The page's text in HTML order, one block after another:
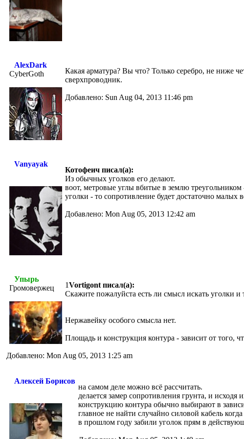
AlexDark
CyberGoth
Какая арматура? Вы что? Только серебро, не ниже
сверхпроводник.
Добавлено: Sun Aug 04, 2013 11:46 pm
Vanyayak
Котофеич писал(а):
Из обычных уголков его делают.
воот, метровые углы вбитые в землю
уголки - то сопротивление будет достаточно малых
Добавлено: Mon Aug 05, 2013 12:42 am
Упырь
Громовержец
1Vortigont писал(а):
Скажите пожалуйста есть ли смысл искать уголки
Нержавейку особого смысла нет.
Площадь и конструкция контура - зависит от того,
Добавлено: Mon Aug 05, 2013 1:25 am
Алексей Борисов
на самом деле можно всё рассчитать.
делается замер сопротивления грунта, и
конструкцию контура обычно выбирают в
главное не найти случайно силовой кабель
в прошлом году забили уголок прям в